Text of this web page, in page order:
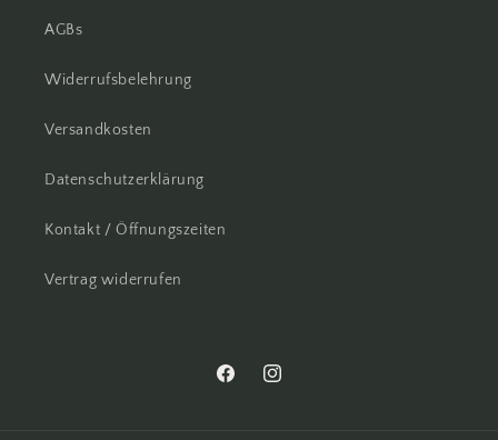
AGBs
Widerrufsbelehrung
Versandkosten
Datenschutzerklärung
Kontakt / Öffnungszeiten
Vertrag widerrufen
FacebookInstagram